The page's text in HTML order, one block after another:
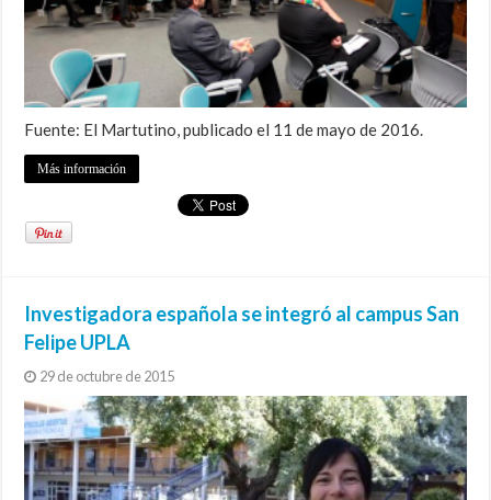
Fuente: El Martutino, publicado el 11 de mayo de 2016.
Más información
Investigadora española se integró al campus San
Felipe UPLA
29 de octubre de 2015